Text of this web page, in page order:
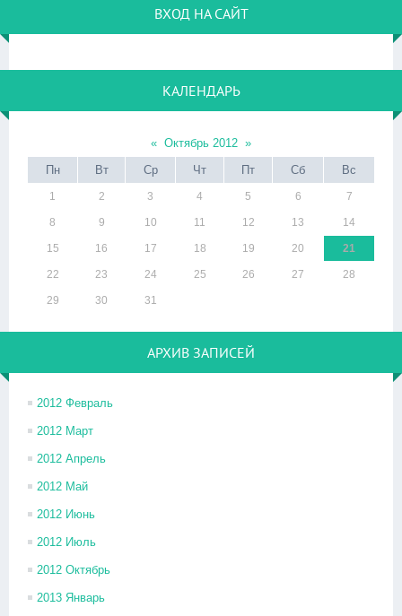
ВХОД НА САЙТ
КАЛЕНДАРЬ
« Октябрь 2012 »
Пн
Вт Ср Чт Пт Сб Вс
1 2 3 4 5 6 7
8 9 10 11 12 13 14
15 16 17 18 19 20 21
22 23 24 25 26 27 28
29 30 31
АРХИВ ЗАПИСЕЙ
2012 Февраль
2012 Март
2012 Апрель
2012 Май
2012 Июнь
2012 Июль
2012 Октябрь
2013 Январь